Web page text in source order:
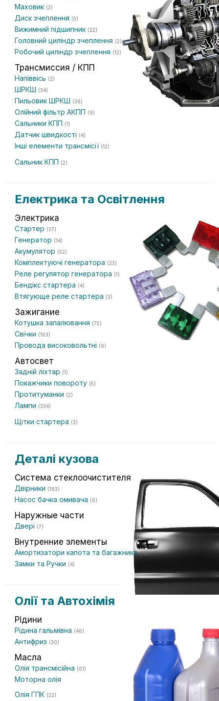
Маховик (2)
Диск зчеплення (5)
Вижимний підшипник (22)
Головний циліндр зчеплення (2)
Робочий циліндр зчеплення (12)
Трансмиссия / КПП
Напіввісь (2)
ШРКШ (34)
Пильовик ШРКШ (36)
Олійний фільтр АКПП (9)
Сальники КПП (1)
Датчик швидкості (4)
Інші елементи трансмісії (12)
Сальник КПП (2)
Електрика та Освітлення
Электрика
Стартер (37)
Генератор (14)
Акумулятор (52)
Комплектуючі генератора (23)
Реле регулятор генератора (1)
Бендікс стартера (4)
Втягующе реле стартера (3)
Зажигание
Котушка запалювання (75)
Свічки (163)
Провода високовольтні (9)
Автосвет
Задній ліхтар (1)
Покажчики повороту (5)
Протитуманки (2)
Лампи (334)
Щітки стартера (3)
Деталі кузова
Система стеклоочистителя
Двірники (193)
Насос бачка омивача (6)
Наружные части
Двері (7)
Внутренние элементы
Амортизатори капота та багажника(15)
Замки та Ручки (4)
Олії та Автохімія
Рідини
Рідина гальмівна (46)
Антифриз (30)
Масла
Олія трансмісійна (61)
Моторна олія
Олія ГПК (22)